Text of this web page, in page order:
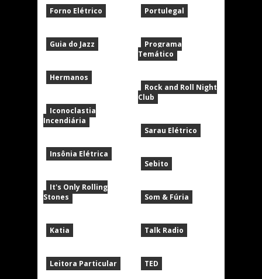
Forno Elétrico
Guia do Jazz
Hermanos
Iconoclastia
Incendiária
Insônia Elétrica
It's Only Rolling
Stones
Katia
Leitora Particular
Portulegal
Programa
Temático
Rock and Roll Night
Club
Sarau Elétrico
Sebito
Som & Fúria
Talk Radio
TED